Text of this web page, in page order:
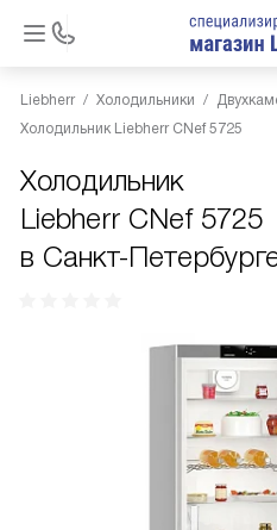
Liebherr Холодильники
Холодильник Liebherr CNef 5725
Холодильник
Liebherr CNef 5725
в Санкт-